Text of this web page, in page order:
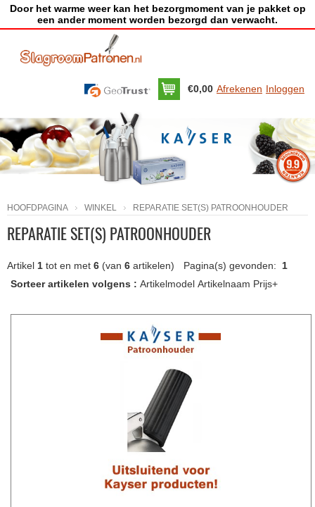
Door het warme weer kan het bezorgmoment van je pakket op
een ander moment worden bezorgd dan verwacht.
€0,00 Afrekenen Inloggen
HOOFDPAGINA WINKEL REPARATIE SET(S) PATROONHOUDER
REPARATIE SET(S) PATROONHOUDER
Pagina(s) gevonden: 1
Artikel 1 tot en met 6 (van 6 artikelen)
Sorteer artikelen volgens : Artikelmodel Artikelnaam Prijs+